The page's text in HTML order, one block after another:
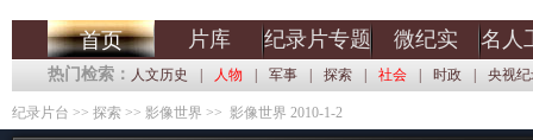
首页 片库 纪录片专题 微纪实 名人
热门检索： 人文历史 人物 军事 探索 社会 时政 央视
纪录片台 >> 探索 >> 影像世界 >> 影像世界 2010-1-2